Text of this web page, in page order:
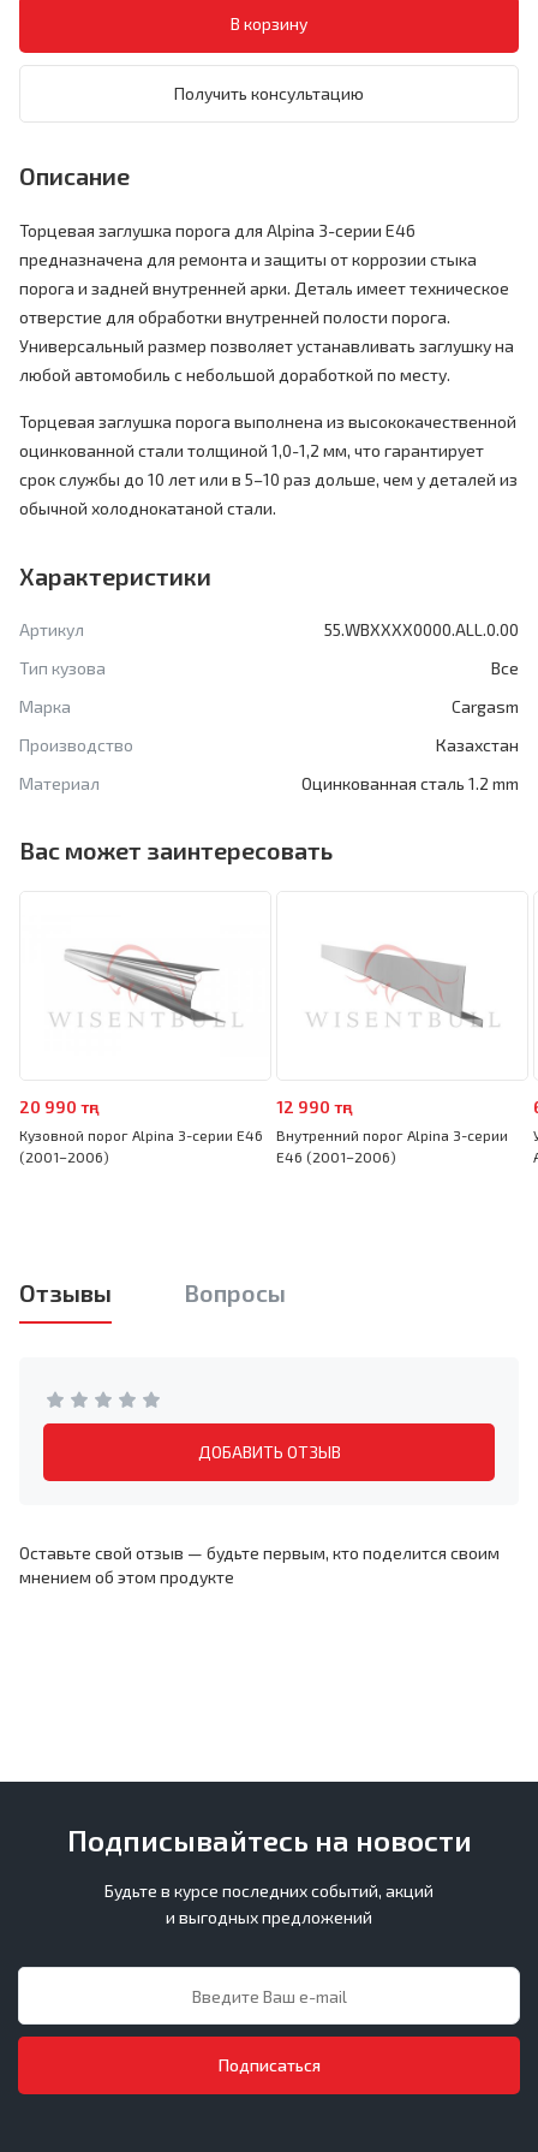
Получить консультацию
Описание
Торцевая заглушка порога для Alpina 3-серии E46
предназначена для ремонта и защиты от коррозии стыка
порога и задней внутренней арки. Деталь имеет техническое
отверстие для обработки внутренней полости порога.
Универсальный размер позволяет устанавливать заглушку на
любой автомобиль с небольшой доработкой по месту.
Торцевая заглушка порога выполнена из высококачественной
оцинкованной стали толщиной 1,0-1,2 мм, что гарантирует
срок службы до 10 лет или в 5–10 раз дольше, чем у деталей из
обычной холоднокатаной стали.
Характеристики
Артикул
55.WBXXXX0000.ALL.0.00
Тип кузова
Все
Марка
Cargasm
Производство
Казахстан
Материал
Оцинкованная сталь 1.2 mm
Вас может заинтересовать
20 990 тңг
Кузовной порог Alpina 3-серии E46
(2001–2006)
12 990 тңг
Внутренний порог Alpina 3-серии
E46 (2001–2006)
Отзывы Вопросы
ДОБАВИТЬ ОТЗЫВ
Оставьте свой отзыв — будьте первым, кто поделится своим
мнением об этом продукте
Подписывайтесь на новости
Будьте в курсе последних событий, акций
и выгодных предложений
Подписаться